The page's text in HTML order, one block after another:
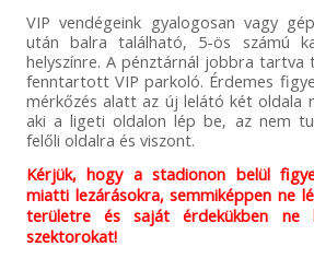
VIP vendégeink gyalogosan vagy
után balra található, 5-ös számú
helyszínre. A pénztárnál jobbra tartva
fenntartott VIP parkoló. Érdemes
mérkőzés alatt az új lelátó két oldala
aki a ligeti oldalon lép be, az nem
felőli oldalra és viszont.
Kérjük, hogy a stadionon belül
miatti lezárásokra, semmiképpen ne
területre és saját érdekükben ne
szektorokat!